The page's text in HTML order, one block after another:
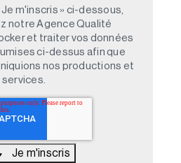
Je m'inscris » ci-dessous,
notre Agence Qualité
et traiter vos données
ci-dessus afin que
nos productions et
services.